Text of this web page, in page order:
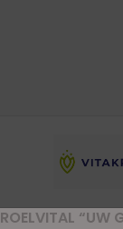
ROELVITAL “UW